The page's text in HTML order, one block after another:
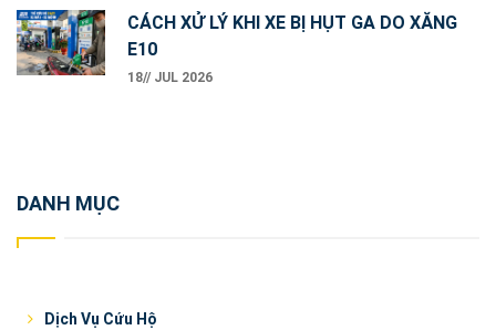
CÁCH XỬ LÝ KHI XE BỊ HỤT GA DO XĂNG
E10
18// JUL 2026
DANH MỤC
Dịch Vụ Cứu Hộ